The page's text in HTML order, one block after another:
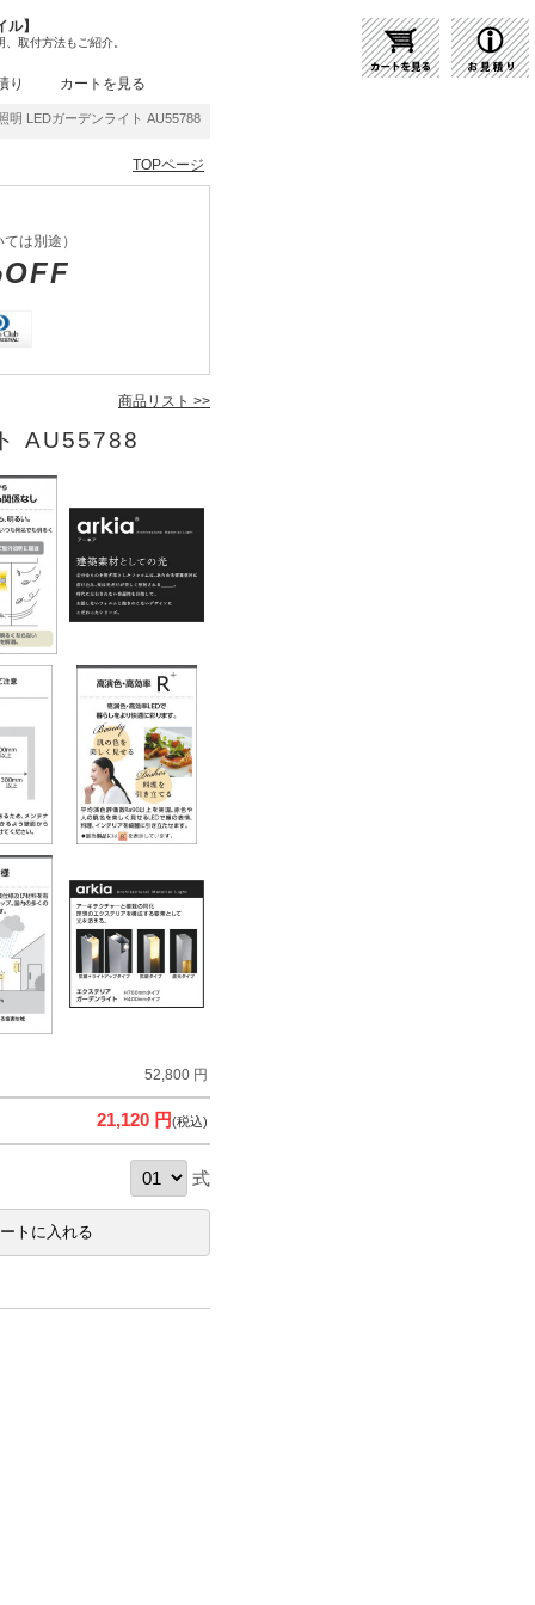
】
取付方法もご紹介。
り カートを見る
ガーデンライト AU55788 | 商品紹介 | 照明器具の通販・インテリア照明の通信販売【
TOPページ
は別途）
商品リスト >>
AU55788
52,800 円
21,120 円(税込)
式